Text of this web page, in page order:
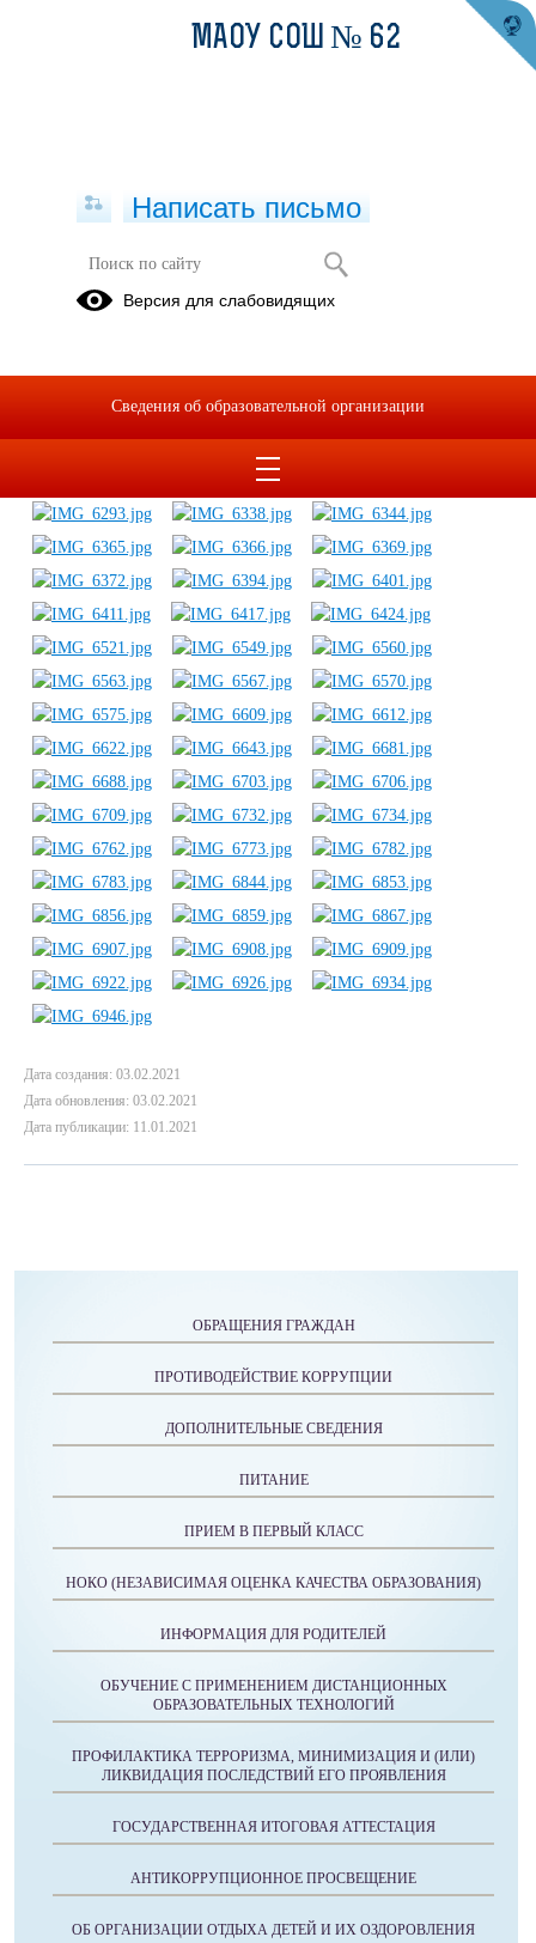
Новый год
Дата создания: 03.02.2021
Дата обновления: 03.02.2021
Дата публикации: 11.01.2021
ОБРАЩЕНИЯ ГРАЖДАН
ПРОТИВОДЕЙСТВИЕ КОРРУПЦИИ
ДОПОЛНИТЕЛЬНЫЕ СВЕДЕНИЯ
ПИТАНИЕ
ПРИЕМ В ПЕРВЫЙ КЛАСС
НОКО (НЕЗАВИСИМАЯ ОЦЕНКА КАЧЕСТВА ОБРАЗОВАНИЯ)
ИНФОРМАЦИЯ ДЛЯ РОДИТЕЛЕЙ
ОБУЧЕНИЕ С ПРИМЕНЕНИЕМ ДИСТАНЦИОННЫХ
ОБРАЗОВАТЕЛЬНЫХ ТЕХНОЛОГИЙ
ПРОФИЛАКТИКА ТЕРРОРИЗМА, МИНИМИЗАЦИЯ И (ИЛИ)
ЛИКВИДАЦИЯ ПОСЛЕДСТВИЙ ЕГО ПРОЯВЛЕНИЯ
ГОСУДАРСТВЕННАЯ ИТОГОВАЯ АТТЕСТАЦИЯ
АНТИКОРРУПЦИОННОЕ ПРОСВЕЩЕНИЕ
ОБ ОРГАНИЗАЦИИ ОТДЫХА ДЕТЕЙ И ИХ ОЗДОРОВЛЕНИЯ
МАОУ СОШ № 62
Написать письмо
Версия для слабовидящих
Сведения об образовательной организации